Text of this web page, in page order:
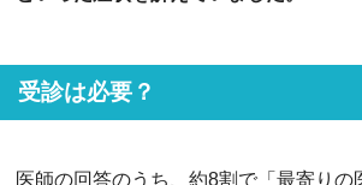
受診は必要？
医師の回答のうち、約8割で「最寄りの